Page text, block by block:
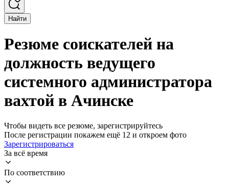
Найти
Резюме соискателей на
должность ведущего
системного администратора
вахтой в Ачинске
Чтобы видеть все резюме, зарегистрируйтесь
После регистрации покажем ещё 12 и откроем фото
Зарегистрироваться
За всё время
По соответствию